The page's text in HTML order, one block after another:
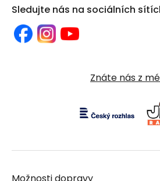
Sledujte nás na sociálních
Znáte nás z
Možnosti dopravy